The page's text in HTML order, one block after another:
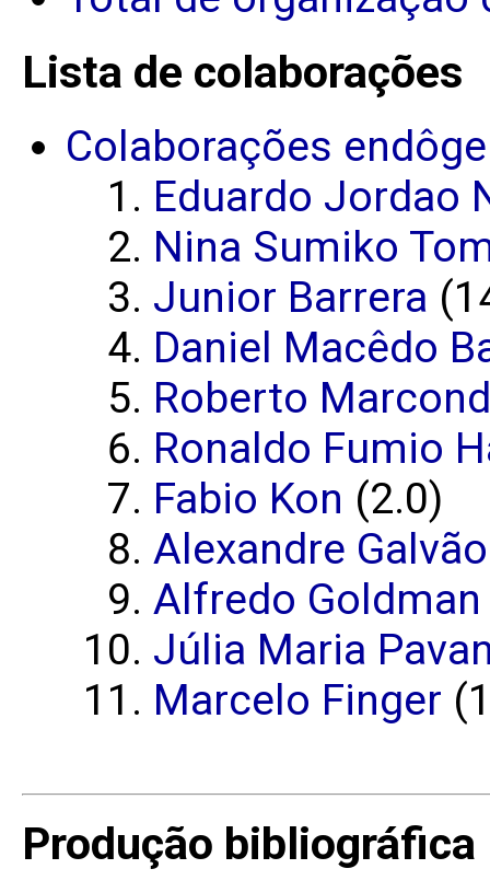
Lista de colaborações
Colaborações
Eduardo Jordao
Nina Sumiko
Junior Barrera
Daniel Macêdo
Roberto
Ronaldo Fumio
Fabio Kon (2.0)
Alexandre
Alfredo
Júlia Maria
Marcelo Finger
Produção bibliográfica